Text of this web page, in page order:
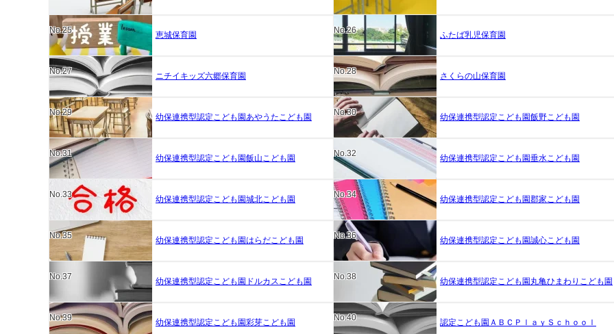
No.25
恵城保育園
No.26
ふたば乳児保育園
No.27
ニチイキッズ六郷保育園
No.28
さくらの山保育園
No.29
幼保連携型認定こども園あやうたこども園
No.30
幼保連携型認定こども園飯野こども園
No.31
幼保連携型認定こども園飯山こども園
No.32
幼保連携型認定こども園垂水こども園
No.33
幼保連携型認定こども園城北こども園
No.34
幼保連携型認定こども園郡家こども園
No.35
幼保連携型認定こども園はらだこども園
No.36
幼保連携型認定こども園誠心こども園
No.37
幼保連携型認定こども園ドルカスこども園
No.38
幼保連携型認定こども園丸亀ひまわりこども園
No.39
幼保連携型認定こども園彩芽こども園
No.40
認定こども園ＡＢＣＰｌａｙＳｃｈｏｏｌ